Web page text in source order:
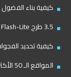
كيفية بناء الفضول
3.5 طرح Flash-Lite في بحث Google
كيفية تحديد
المواقع الـ 50 الأكثر استشهادًا في Copilot (يوليو 2026)